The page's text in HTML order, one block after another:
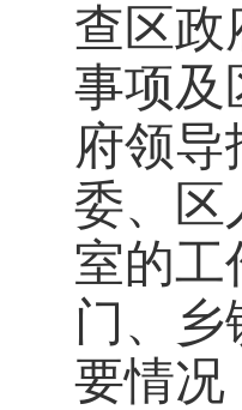
查区政
事项及
府领
委、区
室的工
门、乡
要情况